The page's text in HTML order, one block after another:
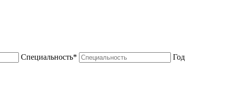
Специальность*
Год